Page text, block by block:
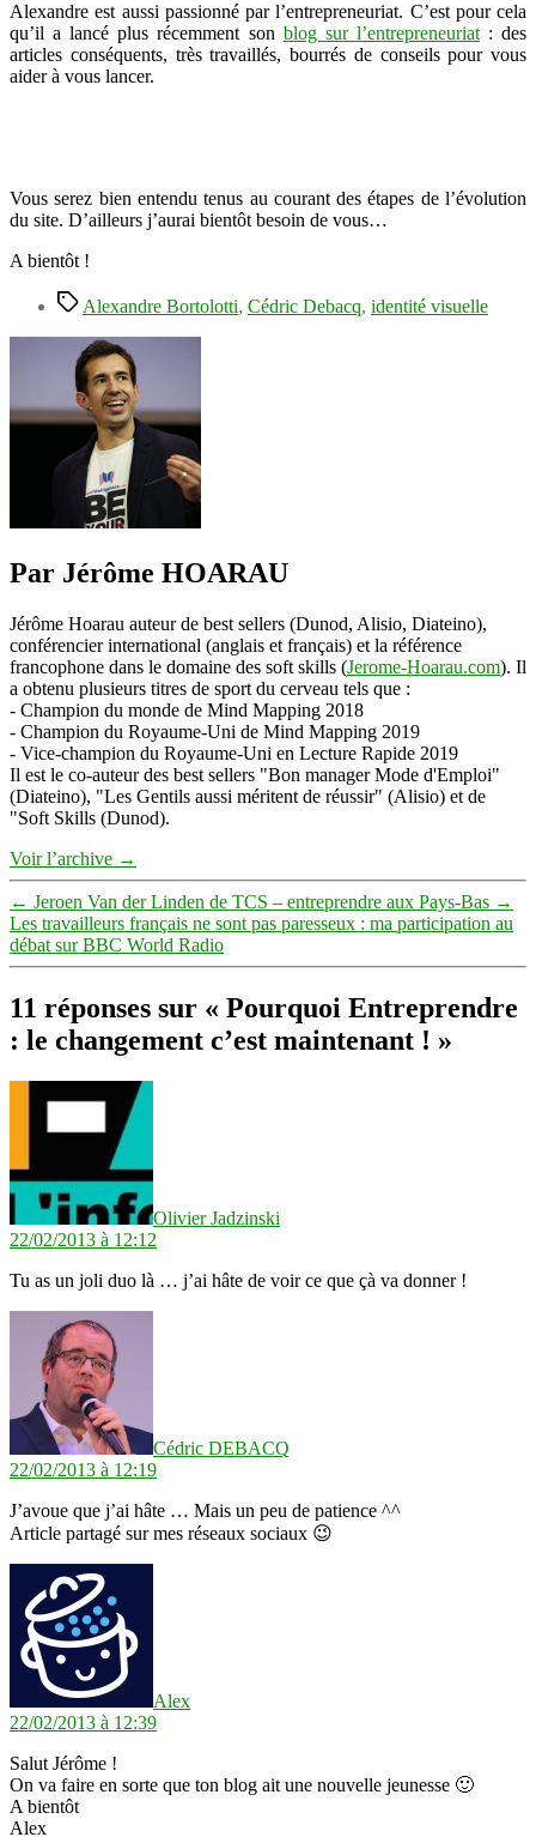
Alexandre est aussi passionné par l’entrepreneuriat. C’est pour cela
qu’il a lancé plus récemment son blog sur l’entrepreneuriat: des
articles conséquents, très travaillés, bourrés de conseils pour vous
aider à vous lancer.
Vous serez bien entendu tenus au courant des étapes de l’évolution
du site. D’ailleurs j’aurai bientôt besoin de vous…
A bientôt !
Étiquettes
Alexandre Bortolotti, Cédric Debacq, identité visuelle
Par Jérôme HOARAU
Jérôme Hoarau auteur de best sellers (Dunod, Alisio, Diateino),
conférencier international (anglais et français) et la référence
francophone dans le domaine des soft skills (Jerome-Hoarau.com). Il
a obtenu plusieurs titres de sport du cerveau tels que :
- Champion du monde de Mind Mapping 2018
- Champion du Royaume-Uni de Mind Mapping 2019
- Vice-champion du Royaume-Uni en Lecture Rapide 2019
Il est le co-auteur des best sellers "Bon manager Mode d'Emploi"
(Diateino), "Les Gentils aussi méritent de réussir" (Alisio) et de
"Soft Skills (Dunod).
Voir l’archive →
← Jeroen Van der Linden de TCS – entreprendre aux Pays-Bas →
Les travailleurs français ne sont pas paresseux : ma participation au
débat sur BBC World Radio
11 réponses sur « Pourquoi Entreprendre
: le changement c’est maintenant ! »
Olivier Jadzinski
22/02/2013 à 12:12
Tu as un joli duo là … j’ai hâte de voir ce que çà va donner !
Cédric DEBACQ
22/02/2013 à 12:19
J’avoue que j’ai hâte … Mais un peu de patience ^^
Article partagé sur mes réseaux sociaux 😉
Alex
22/02/2013 à 12:39
Salut Jérôme !
On va faire en sorte que ton blog ait une nouvelle jeunesse 🙂
A bientôt
Alex